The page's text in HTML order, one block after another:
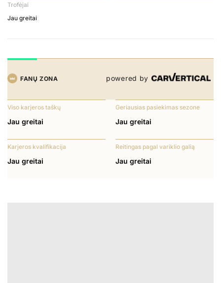
Trofėjai
Jau greitai
FANŲ ZONA powered by
Viso karjeros taškų
Jau greitai
Geriausias pasiekimas sezone
Jau greitai
Karjeros kvalifikacija
Jau greitai
Reitingas pagal variklio galią
Jau greitai